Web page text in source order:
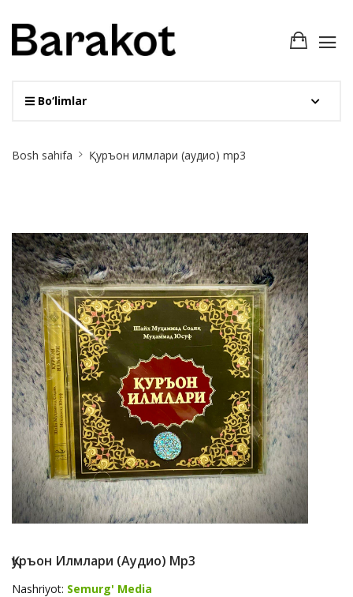
Bo‘limlar
Breadcrumb
Bosh sahifa Қуръон илмлари (аудио) mp3
Қуръон Илмлари (аудио) Mp3
Nashriyot: Semurg' Media